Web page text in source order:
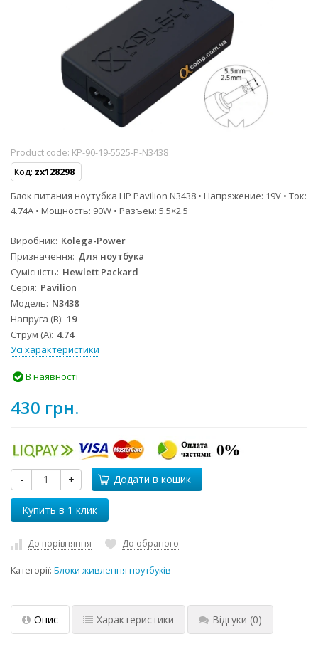
Product code: KP-90-19-5525-P-N3438
Код: zx128298
Блок питания ноутубка HP Pavilion N3438 • Напряжение: 19V • Ток:
4.74A • Мощность: 90W • Разъем: 5.5×2.5
Виробник Kolega-Power
Призначення Для ноутбука
Сумісність Hewlett Packard
Серія Pavilion
Модель N3438
Напруга (В) 19
Струм (А) 4.74
Усі характеристики
В наявності
430 грн.
- + Додати в кошик
До порівняння До обраного
Категорії: Блоки живлення ноутбуків
Опис Характеристики Відгуки (0)